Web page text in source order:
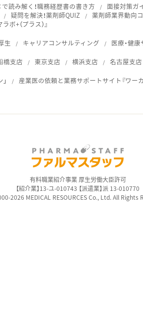
読み解く！職務経歴書の書き方 面接対策ガ
疑問を解決！薬剤師QUIZ 薬剤師業界動向
+（プラス）』
生 キャリアコンサルティング 医療・健
橋支店 東京支店 横浜支店 名古屋支店
産業医の依頼と業務サポートサイト『ワー
有料職業紹介事業 厚生労働大臣許可
【紹介業】13-ユ-010743 【派遣業】派 13-010770
2026 MEDICAL RESOURCES Co., Ltd. All Rights